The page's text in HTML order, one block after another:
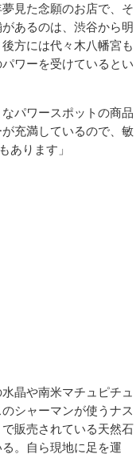
見た念願のお店で、そ
あるのは、渋谷から明
方には代々木八幡宮も
ワーを受けているとい
パワースポットの商品
充満しているので、敏
あります」
晶や南米マチュピチュ
シャーマンが使うナス
販売されている天然石
。自ら現地に足を運